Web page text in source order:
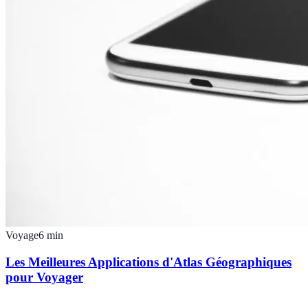
Voyage6 min
Les Meilleures Applications d'Atlas Géographiques
pour Voyager